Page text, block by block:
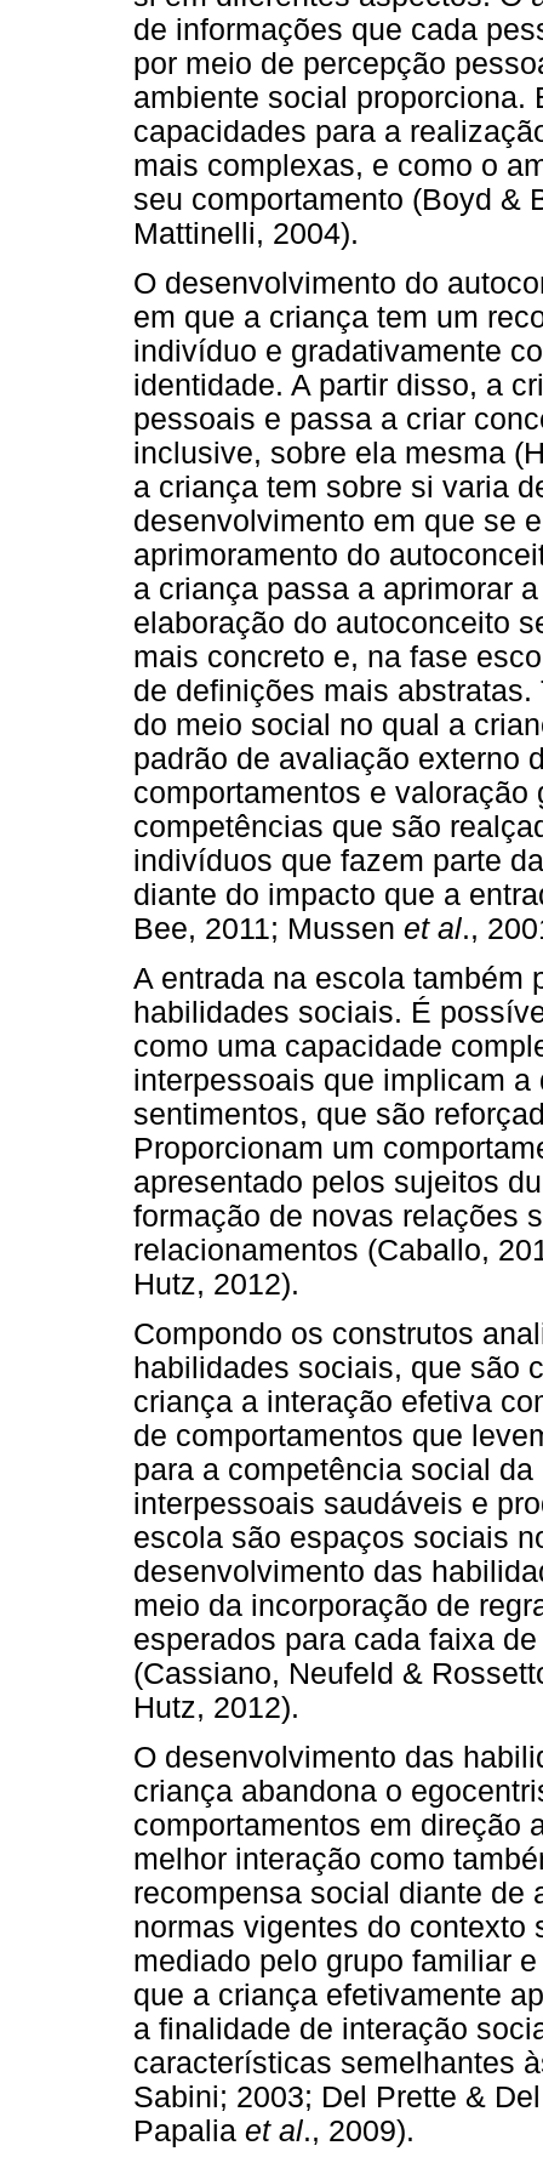
de informações que cada
por meio de percepção
ambiente social
capacidades para a
mais complexas, e como o
seu comportamento (Boyd &
Mattinelli, 2004).
O desenvolvimento do
em que a criança tem um
indivíduo e gradativamente
identidade. A partir disso, a
pessoais e passa a criar
inclusive, sobre ela mesma
a criança tem sobre si varia
desenvolvimento em que se
aprimoramento do
a criança passa a aprimorar
elaboração do autoconceito
mais concreto e, na fase
de definições mais
do meio social no qual a
padrão de avaliação externo
comportamentos e
competências que são
indivíduos que fazem parte
diante do impacto que a
Bee, 2011; Mussen et al.,
A entrada na escola também
habilidades sociais. É
como uma capacidade
interpessoais que implicam
sentimentos, que são
Proporcionam um
apresentado pelos sujeitos
formação de novas relações
relacionamentos (Caballo,
Hutz, 2012).
Compondo os construtos
habilidades sociais, que são
criança a interação efetiva
de comportamentos que
para a competência social
interpessoais saudáveis e
escola são espaços sociais
desenvolvimento das
meio da incorporação de
esperados para cada faixa
(Cassiano, Neufeld &
Hutz, 2012).
O desenvolvimento das
criança abandona o
comportamentos em direção
melhor interação como
recompensa social diante de
normas vigentes do contexto
mediado pelo grupo familiar
que a criança efetivamente
a finalidade de interação
características semelhantes
Sabini; 2003; Del Prette &
Papalia et al., 2009).